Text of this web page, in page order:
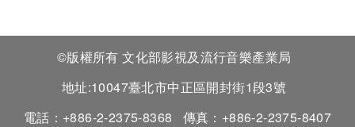
©版權所有 文化部影視及流行音樂產業局
地址:10047臺北市中正區開封街1段3號
電話：+886-2-2375-8368
傳真：+886-2-2375-8407